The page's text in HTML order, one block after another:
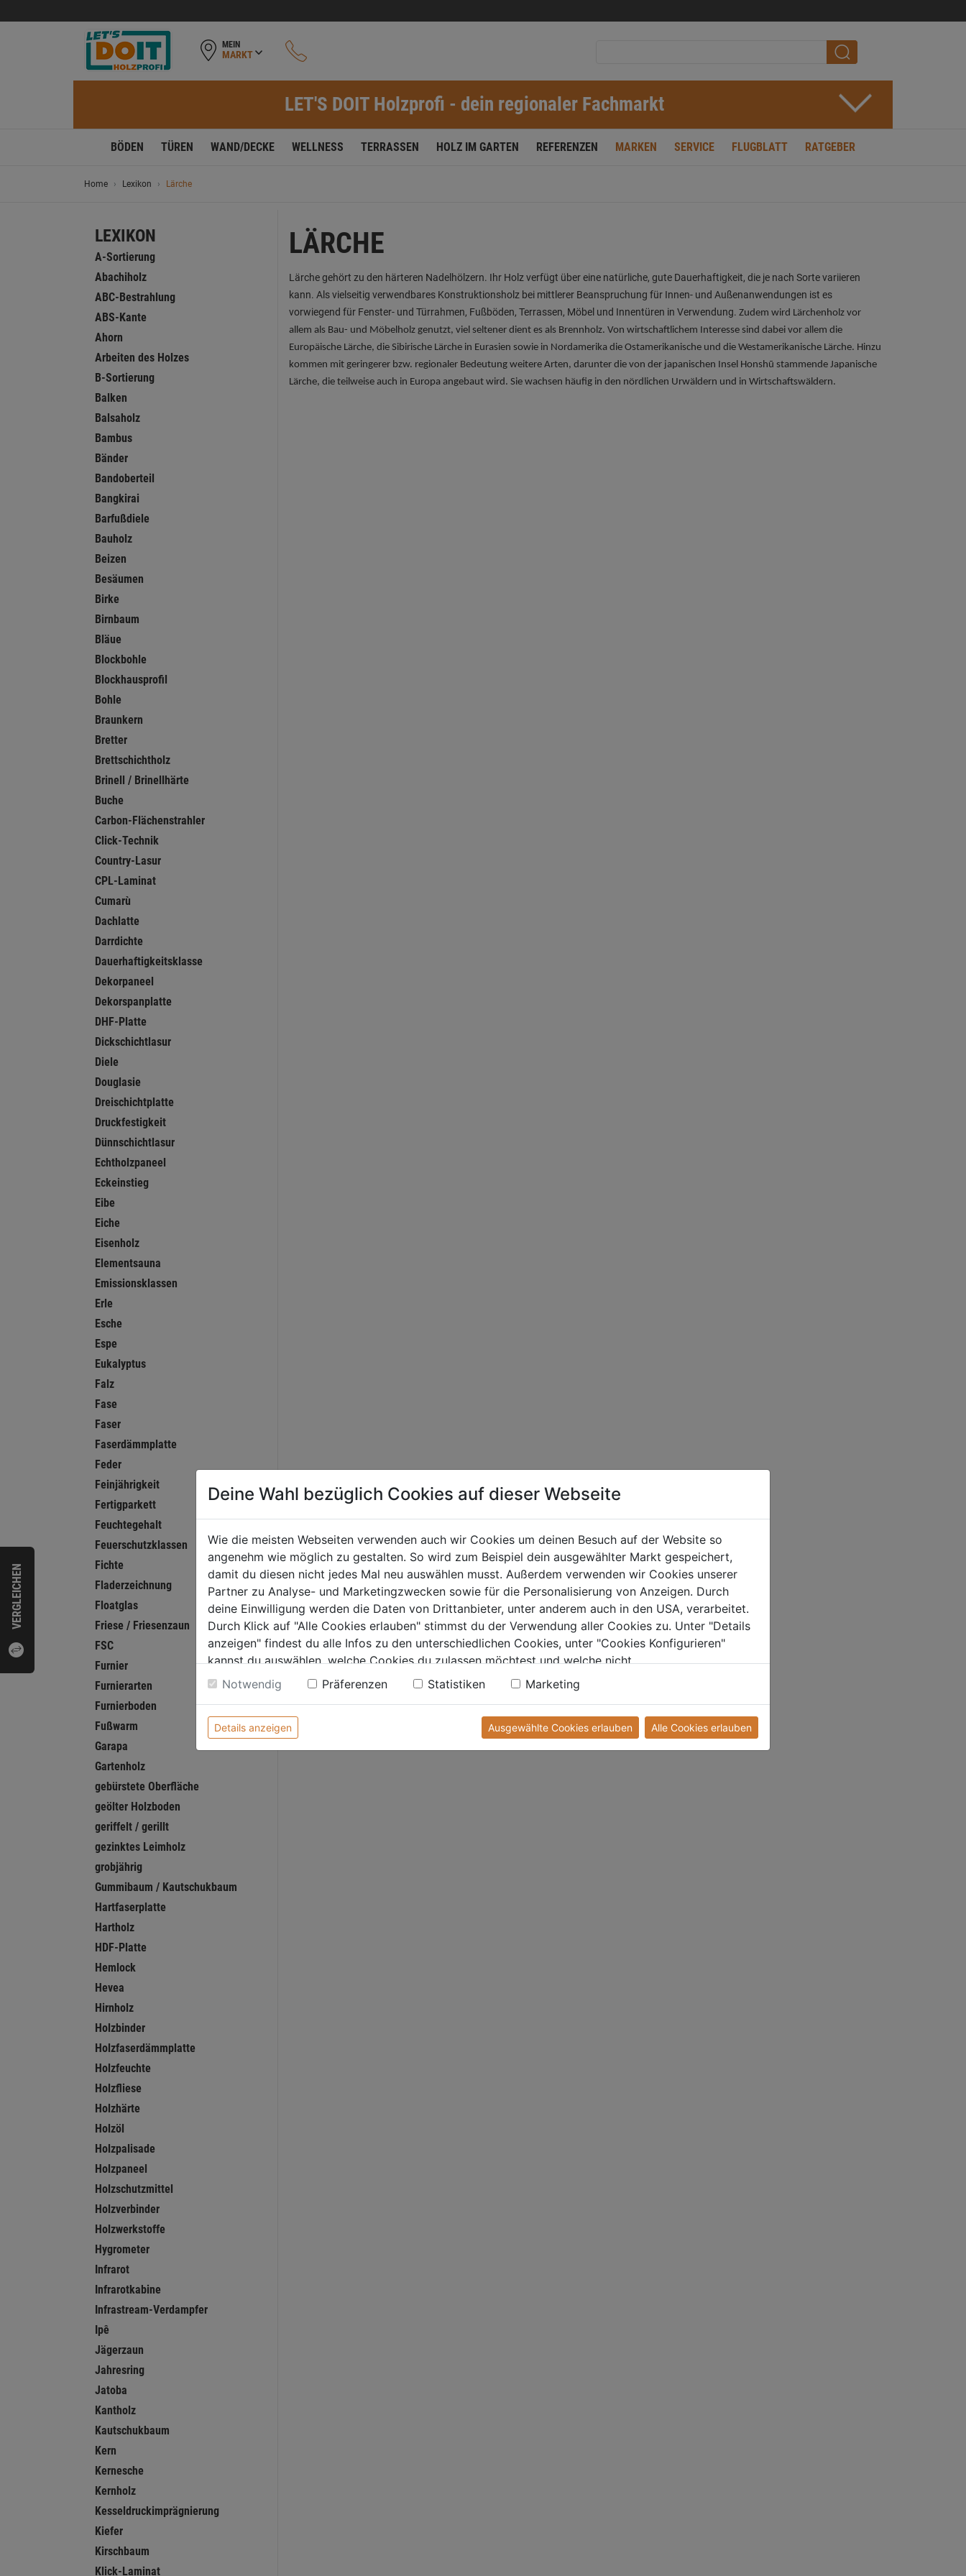
VERGLEICHEN
MEIN
MARKT
LET'S DOIT Holzprofi - dein regionaler Fachmarkt
BÖDEN TÜREN WAND/DECKE WELLNESS TERRASSEN HOLZ IM GARTEN REFERENZEN MARKEN SERVICE FLUGBLATT RATGEBER
Home Lexikon Lärche
LEXIKON
A-Sortierung
Abachiholz
ABC-Bestrahlung
ABS-Kante
Ahorn
Arbeiten des Holzes
B-Sortierung
Balken
Balsaholz
Bambus
Bänder
Bandoberteil
Bangkirai
Barfußdiele
Bauholz
Beizen
Besäumen
Birke
Birnbaum
Bläue
Blockbohle
Blockhausprofil
Bohle
Braunkern
Bretter
Brettschichtholz
Brinell / Brinellhärte
Buche
Carbon-Flächenstrahler
Click-Technik
Country-Lasur
CPL-Laminat
Cumarù
Dachlatte
Darrdichte
Dauerhaftigkeitsklasse
Dekorpaneel
Dekorspanplatte
DHF-Platte
Dickschichtlasur
Diele
Douglasie
Dreischichtplatte
Druckfestigkeit
Dünnschichtlasur
Echtholzpaneel
Eckeinstieg
Eibe
Eiche
Eisenholz
Elementsauna
Emissionsklassen
Erle
Esche
Espe
Eukalyptus
Falz
Fase
Faser
Faserdämmplatte
Feder
Feinjährigkeit
Fertigparkett
Feuchtegehalt
Feuerschutzklassen
Fichte
Fladerzeichnung
Floatglas
Friese / Friesenzaun
FSC
Furnier
Furnierarten
Furnierboden
Fußwarm
Garapa
Gartenholz
gebürstete Oberfläche
geölter Holzboden
geriffelt / gerillt
gezinktes Leimholz
grobjährig
Gummibaum / Kautschukbaum
Hartfaserplatte
Hartholz
HDF-Platte
Hemlock
Hevea
Hirnholz
Holzbinder
Holzfaserdämmplatte
Holzfeuchte
Holzfliese
Holzhärte
Holzöl
Holzpalisade
Holzpaneel
Holzschutzmittel
Holzverbinder
Holzwerkstoffe
Hygrometer
Infrarot
Infrarotkabine
Infrastream-Verdampfer
Ipê
Jägerzaun
Jahresring
Jatoba
Kantholz
Kautschukbaum
Kern
Kernesche
Kernholz
Kesseldruckimprägnierung
Kiefer
Kirschbaum
Klick-Laminat
LÄRCHE
Lärche gehört zu den härteren Nadelhölzern. Ihr Holz verfügt über eine natürliche, gute Dauerhaftigkeit, die je nach Sorte variieren
kann. Als vielseitig verwendbares Konstruktionsholz bei mittlerer Beanspruchung für Innen- und Außenanwendungen ist es
vorwiegend für Fenster- und Türrahmen, Fußböden, Terrassen, Möbel und Innentüren in Verwendung. Zudem wird Lärchenholz vor
allem als Bau- und Möbelholz genutzt, viel seltener dient es als Brennholz. Von wirtschaftlichem Interesse sind dabei vor allem die
Europäische Lärche, die Sibirische Lärche in Eurasien sowie in Nordamerika die Ostamerikanische und die Westamerikanische Lärche. Hinzu
kommen mit geringerer bzw. regionaler Bedeutung weitere Arten, darunter die von der japanischen Insel Honshū stammende Japanische
Lärche, die teilweise auch in Europa angebaut wird. Sie wachsen häufig in den nördlichen Urwäldern und in Wirtschaftswäldern.
Deine Wahl bezüglich Cookies auf dieser Webseite
Wie die meisten Webseiten verwenden auch wir Cookies um deinen Besuch auf der Website so
angenehm wie möglich zu gestalten. So wird zum Beispiel dein ausgewählter Markt gespeichert,
damit du diesen nicht jedes Mal neu auswählen musst. Außerdem verwenden wir Cookies unserer
Partner zu Analyse- und Marketingzwecken sowie für die Personalisierung von Anzeigen. Durch
deine Einwilligung werden die Daten von Drittanbieter, unter anderem auch in den USA, verarbeitet.
Durch Klick auf "Alle Cookies erlauben" stimmst du der Verwendung aller Cookies zu. Unter "Details
anzeigen" findest du alle Infos zu den unterschiedlichen Cookies, unter "Cookies Konfigurieren"
kannst du auswählen, welche Cookies du zulassen möchtest und welche nicht.
Weitere Informationen findest du in unserer Datenschutzerklärung
Notwendig Präferenzen Statistiken Marketing
Details anzeigen Ausgewählte Cookies erlauben Alle Cookies erlauben